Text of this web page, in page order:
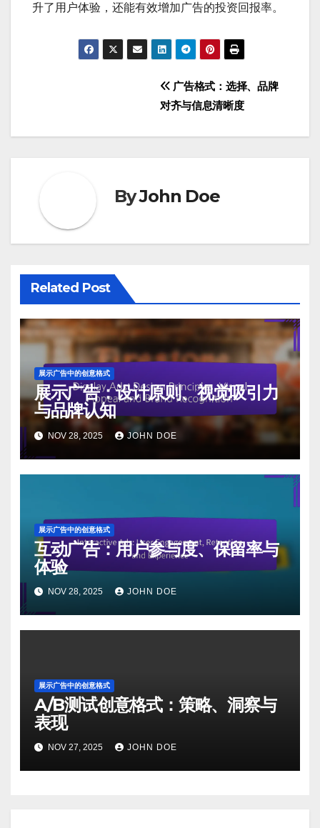
升了用户体验，还能有效增加广告的投资回报率。
广告格式：选择、品牌
对齐与信息清晰度
ByJohn Doe
Related Post
展示广告中的创意格式
展示广告：设计原则、视觉吸引力
与品牌认知
NOV 28, 2025 JOHN DOE
展示广告中的创意格式
互动广告：用户参与度、保留率与
体验
NOV 28, 2025 JOHN DOE
展示广告中的创意格式
A/B测试创意格式：策略、洞察与
表现
NOV 27, 2025 JOHN DOE